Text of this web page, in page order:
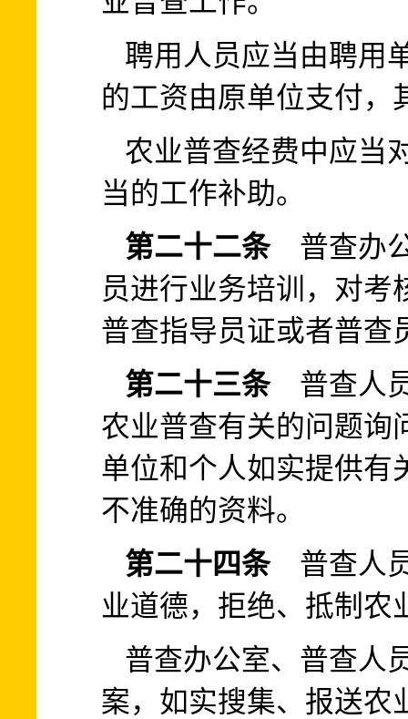
聘用人员应当由聘用
的工资由原单位支付，
农业普查经费中应当
当的工作补助。
第二十二条普查办公
员进行业务培训，对考
普查指导员证或者普查
第二十三条普查人员
农业普查有关的问题询
单位和个人如实提供有
不准确的资料。
第二十四条普查人员
业道德，拒绝、抵制农
普查办公室、普查人
案，如实搜集、报送农